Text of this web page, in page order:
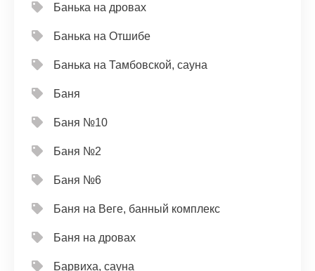
Банька на дровах
Банька на Отшибе
Банька на Тамбовской, сауна
Баня
Баня №10
Баня №2
Баня №6
Баня на Веге, банный комплекс
Баня на дровах
Барвиха, сауна